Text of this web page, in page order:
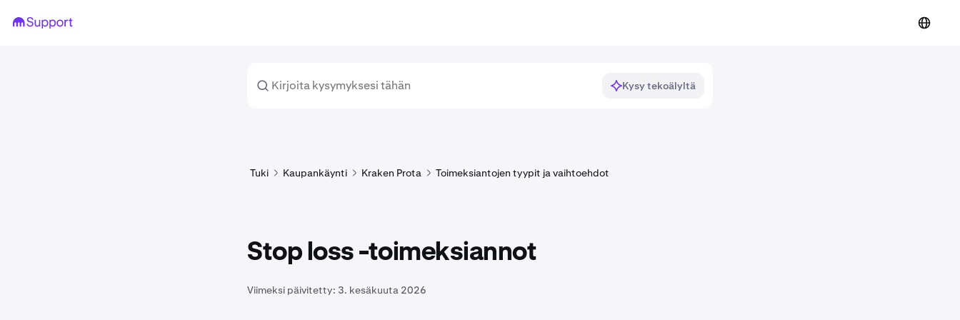
Kysy tekoälyltä
Tuki Kaupankäynti Kraken Prota Toimeksiantojen tyypit ja vaihtoehdot
Stop loss -toimeksiannot
Viimeksi päivitetty: 3. kesäkuuta 2026